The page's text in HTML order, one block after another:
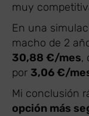
muy
En una
macho de 2
30,88 €/mes,
por 3,06 €/
Mi conclusión
opción más